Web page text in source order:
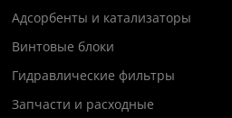
Адсорбенты и катализаторы
Винтовые блоки
Гидравлические фильтры
Запчасти и расходные